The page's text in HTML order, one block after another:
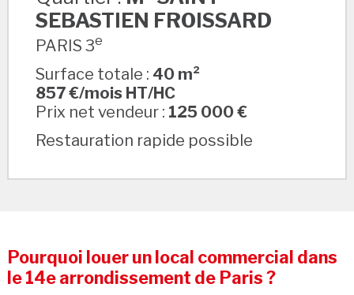
SEBASTIEN FROISSARD
PARIS 3e
Surface totale : 40 m²
857 €/mois HT/HC
Prix net vendeur : 125 000 €
Restauration rapide possible
Pourquoi louer un local commercial dans
le 14e arrondissement de Paris ?